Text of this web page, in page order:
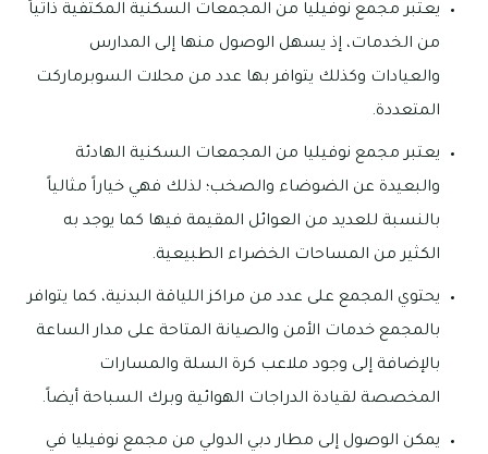
يعتبر مجمع نوفيليا من المجمعات السكنية المكتفية ذاتياً
من الخدمات، إذ يسهل الوصول منها إلى المدارس
والعيادات وكذلك يتوافر بها عدد من محلات السوبرماركت
المتعددة.
يعتبر مجمع نوفيليا من المجمعات السكنية الهادئة
والبعيدة عن الضوضاء والصخب؛ لذلك فهي خياراً مثالياً
بالنسبة للعديد من العوائل المقيمة فيها كما يوجد به
الكثير من المساحات الخضراء الطبيعية.
يحتوي المجمع على عدد من مراكز اللياقة البدنية، كما يتوافر
بالمجمع خدمات الأمن والصيانة المتاحة على مدار الساعة
بالإضافة إلى وجود ملاعب كرة السلة والمسارات
المخصصة لقيادة الدراجات الهوائية وبرك السباحة أيضاً.
يمكن الوصول إلى مطار دبي الدولي من مجمع نوفيليا في